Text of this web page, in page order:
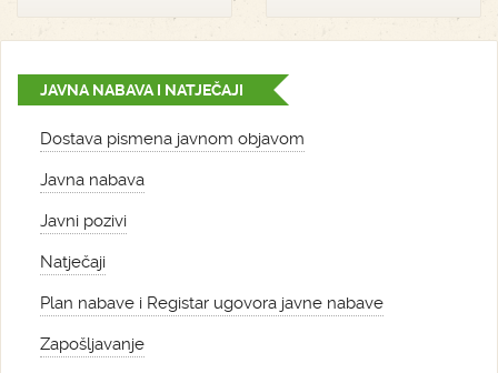
JAVNA NABAVA I NATJEČAJI
Dostava pismena javnom objavom
Javna nabava
Javni pozivi
Natječaji
Plan nabave i Registar ugovora javne nabave
Zapošljavanje